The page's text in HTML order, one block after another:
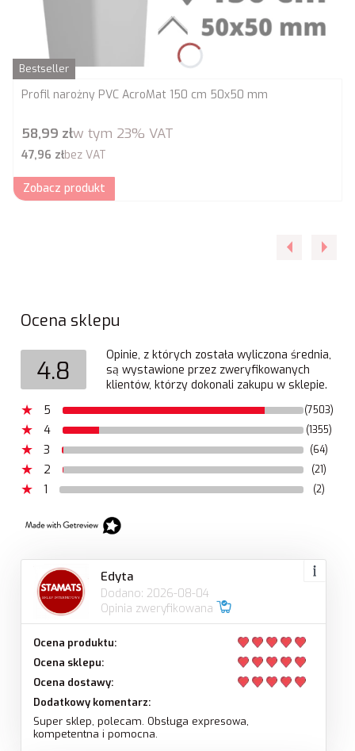
Bestseller
Profil narożny PVC AcroMat 150 cm 50x50 mm
Cena brutto
58,99 złw tym 23% VAT
Cena netto
47,96 złbez VAT
Zobacz produkt
Ocena sklepu
4.8
Opinie, z których została wyliczona średnia,
są wystawione przez zweryfikowanych
klientów, którzy dokonali zakupu w sklepie.
5
(7503)
4 (1355)
3 (64)
2 (21)
1 (2)
Edyta
Dodano: 2026-08-04
Opinia zweryfikowana
Ocena produktu:
Ocena sklepu:
Ocena dostawy:
Dodatkowy komentarz:
Super sklep, polecam. Obsługa expresowa,
kompetentna i pomocna.